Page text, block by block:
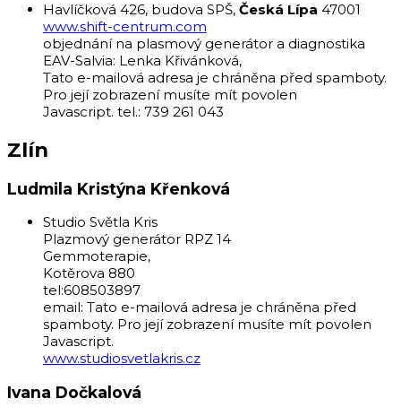
Havlíčková 426, budova SPŠ, Česká Lípa 47001
www.shift-centrum.com
objednání na plasmový generátor a diagnostika
EAV-Salvia: Lenka Křivánková,
Tato e-mailová adresa je chráněna před spamboty.
Pro její zobrazení musíte mít povolen
Javascript. tel.: 739 261 043
Zlín
Ludmila Kristýna Křenková
Studio Světla Kris
Plazmový generátor RPZ 14
Gemmoterapie,
Kotěrova 880
tel:608503897
email: Tato e-mailová adresa je chráněna před
spamboty. Pro její zobrazení musíte mít povolen
Javascript.
www.studiosvetlakris.cz
Ivana Dočkalová